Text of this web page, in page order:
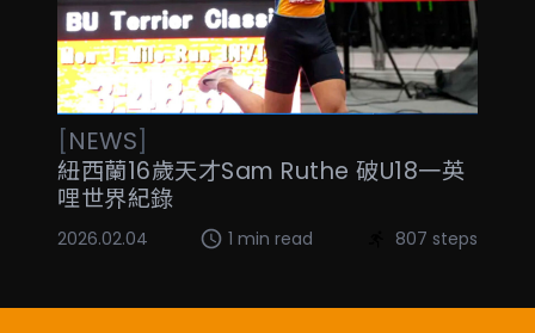
[NEWS]
紐西蘭16歲天才Sam Ruthe 破U18一英
哩世界紀錄
2026.02.04 1 min read 807 steps